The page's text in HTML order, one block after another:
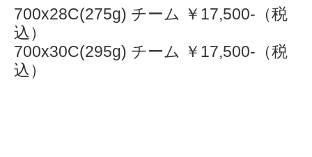
700x28C(275g) チーム ￥17,500-（税
込）
700x30C(295g)​ チーム​ ￥17,500-（税
込）